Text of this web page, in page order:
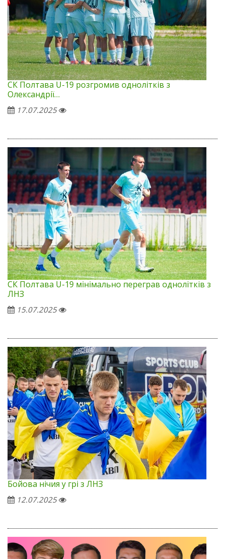
СК Полтава U-19 розгромив однолітків з
Олександрії…
17.07.2025
СК Полтава U-19 мінімально переграв однолітків з
ЛНЗ
15.07.2025
Бойова нічия у грі з ЛНЗ
12.07.2025